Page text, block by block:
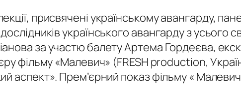
присвячені українському авангарду,
українського авангарду з усього
за участю балету Артема Гордеєва,
фільму «Малевич» (FRESH production,
аспект». Прем’єрний показ фільму «